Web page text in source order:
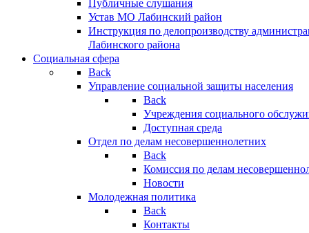
Публичные слушания
Устав МО Лабинский район
Инструкция по делопроизводству
Лабинского района
Социальная сфера
Back
Управление социальной защиты населения
Back
Учреждения социального
Доступная среда
Отдел по делам несовершеннолетних
Back
Комиссия по делам
Новости
Молодежная политика
Back
Контакты